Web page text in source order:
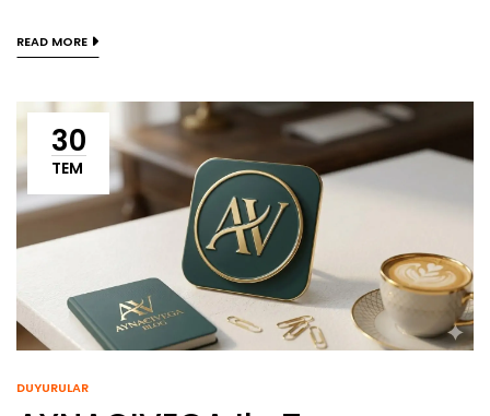
READ MORE
30
TEM
DUYURULAR